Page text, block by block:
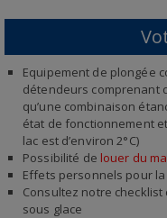
Equipement de plongée
détendeurs comprenant
qu’une combinaison
état de fonctionnement
lac est d’environ 2°C)
Possibilité de louer du
Effets personnels pour
Consultez notre
sous glace